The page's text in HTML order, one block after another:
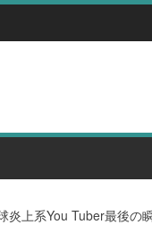
上系You Tuber最後の